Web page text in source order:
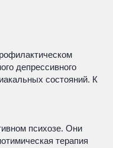
депрессивного
состояний. К
психозе. Они
терапия